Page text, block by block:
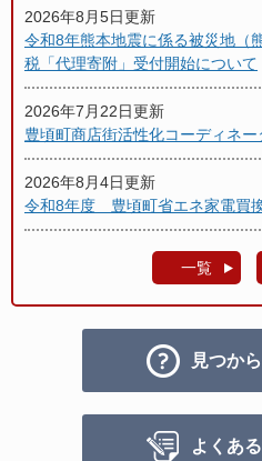
2026年8月5日更新
令和8年熊本地震に係る被災地（
税「代理寄附」受付開始について
2026年7月22日更新
豊頃町商店街活性化コーディネ
2026年8月4日更新
令和8年度 豊頃町省エネ家電買
一覧
見つか
よくあ